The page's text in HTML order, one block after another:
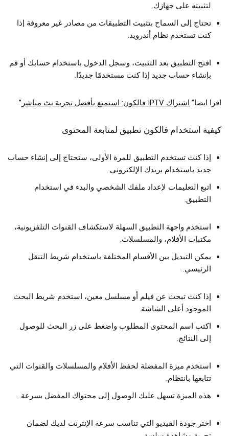
لتثبيته على جهازك.
تحتاج إلى السماح بتثبيت التطبيقات من مصادر غير معروفة إذا
كنت تستخدم نظام أندرويد.
افتح التطبيق بعد التثبيت، وسجل الدخول باستخدام حسابك أو قم
بإنشاء حساب جديد إذا كنت مستخدمًا جديدًا.
اقرا ايضا” اشتراك IPTV فالكون: استمتع بأفضل تجربة بث مباشر ”
كيفية استخدام فالكون تطبيق لمتابعة المحتوى
إذا كنت تستخدم التطبيق للمرة الأولى، ستحتاج إلى إنشاء حساب
جديد باستخدام بريدك الإلكتروني.
اتبع التعليمات لإعداد ملفك الشخصي والبدء في استخدام
التطبيق.
استخدم واجهة التطبيق السهلة لاستكشاف القنوات التلفزيونية،
مكتبات الأفلام، والمسلسلات.
يمكن التبديل بين الأقسام المختلفة باستخدام شريط التنقل
الرئيسي.
إذا كنت تبحث عن فيلم أو مسلسل معين، استخدم شريط البحث
الموجود أعلى الشاشة.
اكتب اسم المحتوى المطلوب واضغط على زر البحث للوصول
إلى النتائج.
استخدم ميزة المفضلة لحفظ الأفلام والمسلسلات والقنوات التي
تتابعها بانتظام.
هذه الميزة تسهل عليك الوصول إلى محتواك المفضل بسرعة.
اختر جودة الفيديو التي تناسب سرعة الإنترنت لديك لضمان